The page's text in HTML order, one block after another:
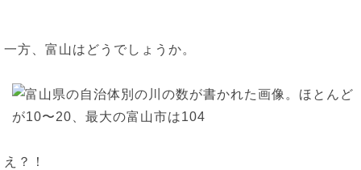
一方、富山はどうでしょうか。
え？！